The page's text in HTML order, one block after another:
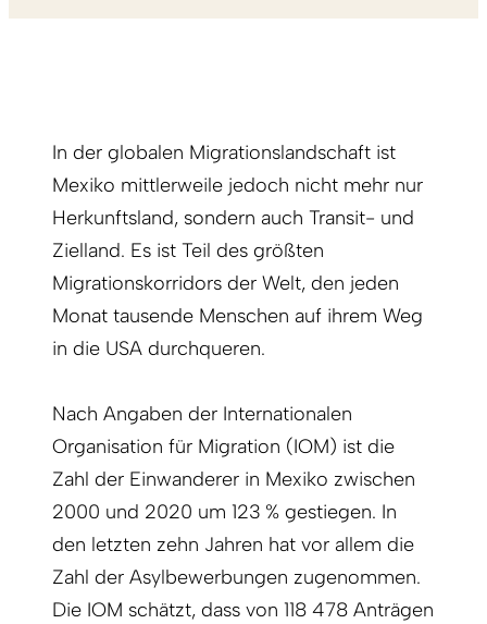
In der globalen Migrationslandschaft ist
Mexiko mittlerweile jedoch nicht mehr nur
Herkunftsland, sondern auch Transit- und
Zielland. Es ist Teil des größten
Migrationskorridors der Welt, den jeden
Monat tausende Menschen auf ihrem Weg
in die USA durchqueren.
Nach Angaben der Internationalen
Organisation für Migration (IOM) ist die
Zahl der Einwanderer in Mexiko zwischen
2000 und 2020 um 123 % gestiegen. In
den letzten zehn Jahren hat vor allem die
Zahl der Asylbewerbungen zugenommen.
Die IOM schätzt, dass von 118 478 Anträgen